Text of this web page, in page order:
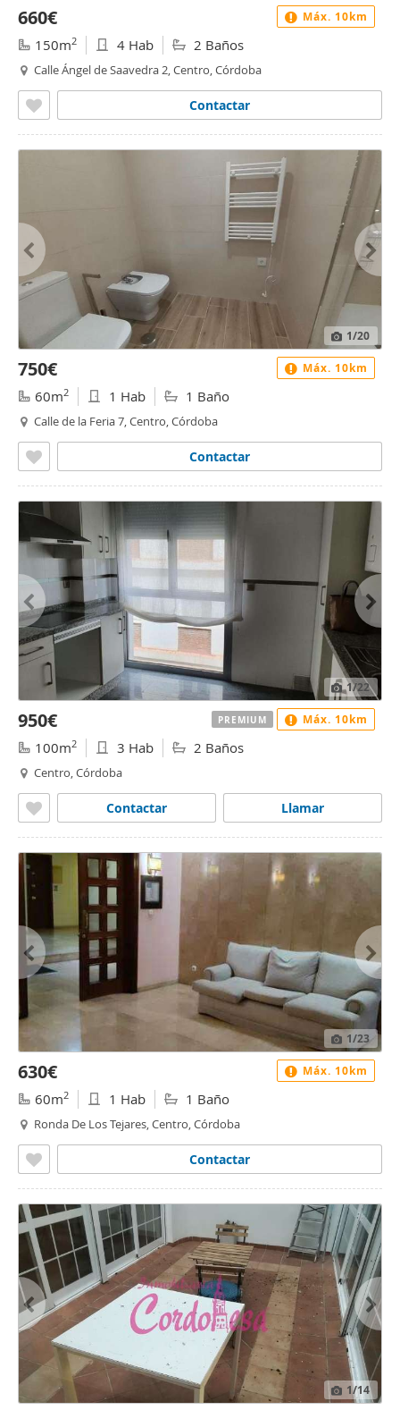
660€
150m2 4 Hab 2 Baños
Calle Ángel de Saavedra 2, Centro, Córdoba
Contactar
Máx. 10km
1/20
750€
60m2 1 Hab 1 Baño
Calle de la Feria 7, Centro, Córdoba
Contactar
Máx. 10km
1/22
950€
100m2 3 Hab 2 Baños
Centro, Córdoba
Llamar
Contactar
PREMIUM Máx. 10km
1/23
630€
60m2 1 Hab 1 Baño
Ronda De Los Tejares, Centro, Córdoba
Contactar
Máx. 10km
1/14